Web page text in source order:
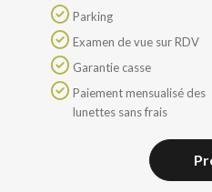
Parking
Examen de vue sur RDV
Garantie casse
lunettes sans frais